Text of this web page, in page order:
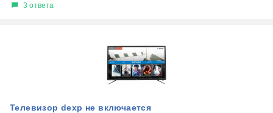
3 ответа
Телевизор dexp не включается